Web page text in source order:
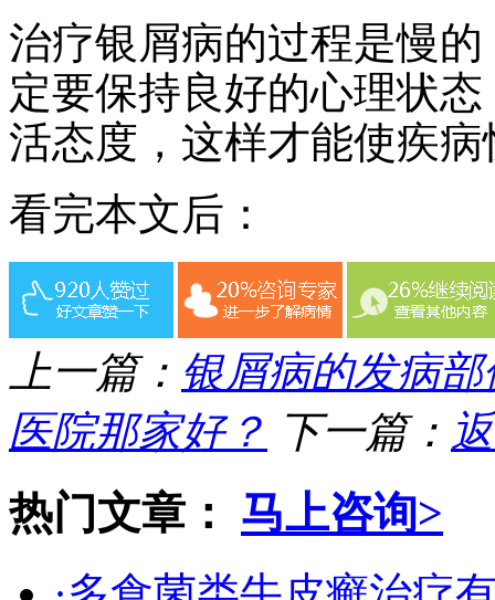
治疗银屑病的过程是慢
定要保持良好的心理状
活态度，这样才能使疾
看完本文后：
上一篇： 银屑病的发病
医院那家好？ 下一篇：
热门文章： 马上咨询>